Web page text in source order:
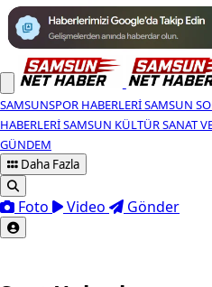
SAMSUNSPOR HABERLERISAMSUN
HABERLERISAMSUN KÜLTÜR SANAT
GÜNDEM
Daha Fazla
Foto Video Gönder